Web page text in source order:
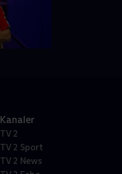
Kanaler
TV 2
TV 2 Sport
TV 2 News